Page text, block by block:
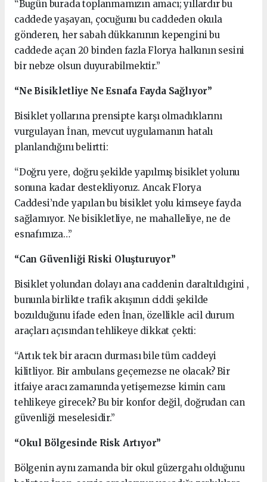
“Bugün burada toplanmamızın amacı; yıllardır bu
caddede yaşayan, çocuğunu bu caddeden okula
gönderen, her sabah dükkanının kepengini bu
caddede açan 20 binden fazla Florya halkının sesini
bir nebze olsun duyurabilmektir.”
“Ne Bisikletliye Ne Esnafa Fayda Sağlıyor”
Bisiklet yollarına prensipte karşı olmadıklarını
vurgulayan İnan, mevcut uygulamanın hatalı
planlandığını belirtti:
“Doğru yere, doğru şekilde yapılmış bisiklet yolunu
sonuna kadar destekliyoruz. Ancak Florya
Caddesi’nde yapılan bu bisiklet yolu kimseye fayda
sağlamıyor. Ne bisikletliye, ne mahalleliye, ne de
esnafımıza…”
“Can Güvenliği Riski Oluşturuyor”
Bisiklet yolundan dolayı ana caddenin daraltıldıgini ,
bununla birlikte trafik akışının ciddi şekilde
bozulduğunu ifade eden İnan, özellikle acil durum
araçları açısından tehlikeye dikkat çekti:
“Artık tek bir aracın durması bile tüm caddeyi
kilitliyor. Bir ambulans geçemezse ne olacak? Bir
itfaiye aracı zamanında yetişemezse kimin canı
tehlikeye girecek? Bu bir konfor değil, doğrudan can
güvenliği meselesidir.”
“Okul Bölgesinde Risk Artıyor”
Bölgenin aynı zamanda bir okul güzergahı olduğunu